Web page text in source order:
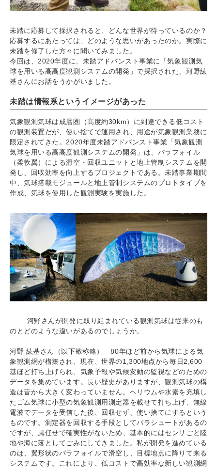
未踏に応募して採択されると、どんな世界が待っているのか？
応募するにあたっては、どのような思いがあったのか。実際に
未踏を修了した方々に聞いてみました。
今回は、2020年度に、未踏アドバンスト事業に「気象観測気
球を用いる高高度観測システムの開発」で採択された、河野紘
基さんにお話をうかがいました。
未踏は情報系というイメージがあった
気象観測気球は成層圏（高度約30km）に到達できる低コスト
の観測装置だが、使い捨てで運用され、用途が気象観測業務に
限定されてきた。2020年度未踏アドバンスト事業「気象観測
気球を用いる高高度観測システムの開発」は、パラフォイル
（柔軟翼）による滑空・回収ユニットと地上管制システムを開
発し、回収効率を向上するプロジェクトである。未踏事業期間
中、気球搭載モジュールと地上管制システムのプロトタイプを
作成、気球を使用した観測実験を実施した。
── 河野さんが開発に取り組まれている観測気球は従来のも
のとどのような違いがあるのでしょうか。
河野 紘基さん（以下敬称略） 80年ほど前から気球による気
象観測網が構築され、現在、世界の1,300地点から毎日2,600
基ほど打ち上げられ、気象予報や気候変動の監視などのための
データを集めています。長い歴史がありますが、観測気球の構
造は昔から大きく変わっていません。ヘリウムや水素を充填し
たゴム気球に小型の気象観測用測定器を載せて打ち上げ、無線
電波でデータを受信した後、回収せず、使い捨てにするという
ものです。測定器を回収する手段としてパラシュートがあるの
ですが、風任せで確実性がないため、基本的にはセンサごと陸
地や海に落としてごみにしてきました。私が開発を進めている
のは、翼形状のパラフォイルで滑空し、目標地点に降りて来る
システムです。これにより、低コストで高効率な新しい観測網